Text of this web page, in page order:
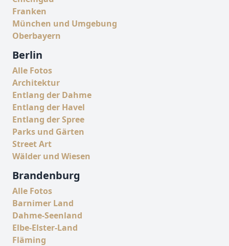
Franken
München und Umgebung
Oberbayern
Berlin
Alle Fotos
Architektur
Entlang der Dahme
Entlang der Havel
Entlang der Spree
Parks und Gärten
Street Art
Wälder und Wiesen
Brandenburg
Alle Fotos
Barnimer Land
Dahme-Seenland
Elbe-Elster-Land
Fläming